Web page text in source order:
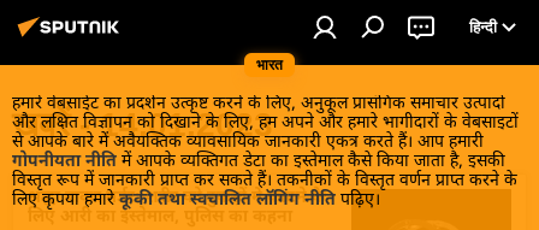
भारत
हिन्दी
हमारे वेबसाईट का प्रदर्शन उत्कृष्ट करने के लिए, अनुकूल प्रासंगिक समाचार उत्पादों
और लक्षित विज्ञापन को दिखाने के लिए, हम अपने और हमारे भागीदारों के वेबसाइटों
से आपके बारे में अवैयक्तिक व्यावसायिक जानकारी एकत्र करते हैं। आप हमारी
गोपनीयता नीति में आपके व्यक्तिगत डेटा का इस्तेमाल कैसे किया जाता है, इसकी
विस्तृत रूप में जानकारी प्राप्त कर सकते हैं। तकनीकों के विस्तृत वर्णन प्राप्त करने के
लिए कृपया हमारे कूकी तथा स्वचालित लॉगिंग नीति पढ़िए।
खबरें - 14.01.2023
श्रद्धा वाकर मर्डर: शरीर को टुकड़ों में काटने के
लिए आरी का इस्तेमाल, पुलिस का कहना